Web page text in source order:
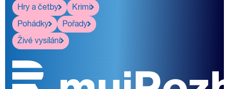
Hry a četby
Krimi
Pohádky
Pořady
Živé vysílání